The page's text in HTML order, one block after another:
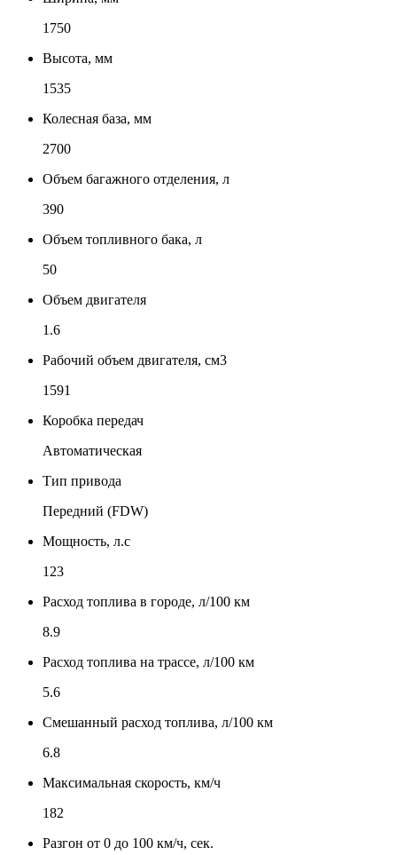
1750
Высота, мм
1535
Колесная база, мм
2700
Объем багажного отделения, л
390
Объем топливного бака, л
50
Объем двигателя
1.6
Рабочий объем двигателя, см3
1591
Коробка передач
Автоматическая
Тип привода
Передний (FDW)
Мощность, л.с
123
Расход топлива в городе, л/100 км
8.9
Расход топлива на трассе, л/100 км
5.6
Смешанный расход топлива, л/100 км
6.8
Максимальная скорость, км/ч
182
Разгон от 0 до 100 км/ч, сек.